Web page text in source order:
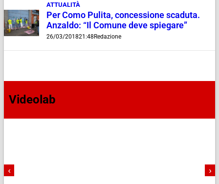
ATTUALITÀ
Per Como Pulita, concessione scaduta.
Anzaldo: “Il Comune deve spiegare”
26/03/201821:48Redazione
Videolab
‹ ›